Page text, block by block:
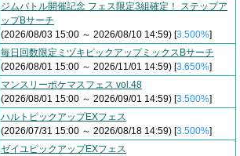
ジムバトル開催記念 フェス限定3組確定！ ステップア
ップBサーチ
(2026/08/03 15:00 ～ 2026/08/10 14:59) [3.500%]
毎日回数限定ミヅキピックアップミックスBサーチ
(2026/08/01 15:00 ～ 2026/11/01 14:59) [3.650%]
マンスリーポケマスフェス vol.48
(2026/08/01 15:00 ～ 2026/09/01 14:59) [3.500%]
ハルトピックアップEXフェス
(2026/07/31 15:00 ～ 2026/08/18 14:59) [3.500%]
ゼイユピックアップEXフェス